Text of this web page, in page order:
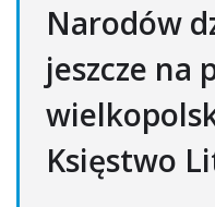
Narodów
jeszcze na
Księstwo